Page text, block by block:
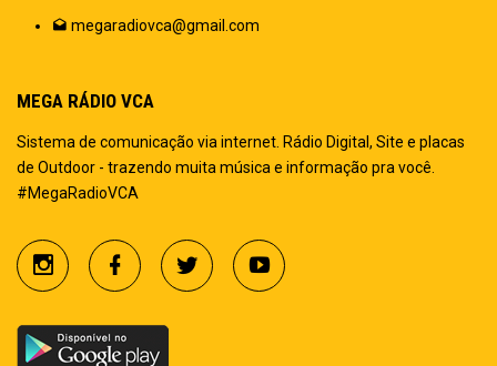
megaradiovca@gmail.com
MEGA RÁDIO VCA
Sistema de comunicação via internet. Rádio Digital, Site e placas
de Outdoor - trazendo muita música e informação pra você.
#MegaRadioVCA